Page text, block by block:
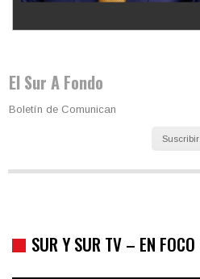
El Sur A Fondo
Boletín de Comunican
Suscribir
SUR Y SUR TV – EN FOCO